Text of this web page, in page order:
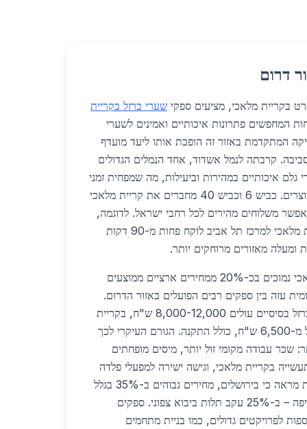
דרום
בקריית מלאכי, מציעים ספקי שערי ברזל בקריית
המחפשים פתרונות איכותיים ואמינים לשערי
המתקדמת באזור זה הופכת אותו ליעד מועדף
קרבתה לנמל אשדוד, אחד הנמלים הגדולים
איכותיים במהירות וביעילות, מה שמפחית זמני
המתנה ומשפר את זמינות המוצרים. כביש 6 וכביש 40 מחברים את קריית מלאכי
משלוחים מהירים לכל רחבי ישראל. לדוגמה,
משלוח של שערי ברזל בקריית מלאכי למרכז תל אביב לוקח פחות מ-90 דקות
מחירי שערי ברזל בקריית מלאכי נמוכים בכ-20% ממחירים ארציים ממוצעים
מקומית עזה בין ספקים רבים הפועלים באזור הדרום.
בעוד שבאזור המרכז, שערי ברזל בסיסיים עולים 8,000-12,000 ש"ח, בקריית
מלאכי ניתן למצוא אותם החל מ-6,500 ש"ח, כולל התקנה. הגורם העיקרי לכך
שכר עבודה מקומי זול יותר, מיסים מופחתים
בקריית מלאכי, וגישה ישירה למפעלי פלדה
גדולים בדרום. השוואה ארצית מראה כי בירושלים, מחירים גבוהים ב-35% בגלל
לוגיסטיקה מורכבת יותר, ובחיפה – ב-25% עקב תלות ביבוא צפוני. ספקים
לפרויקטים גדולים, כמו בניית מתחמים